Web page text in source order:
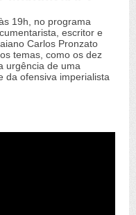
19h, no programa
escritor e
Carlos Pronzato
temas, como os dez
urgência de uma
da ofensiva imperialista